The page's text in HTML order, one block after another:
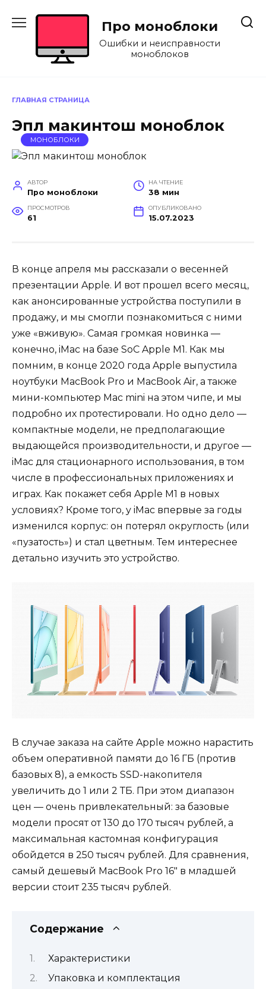
Про моноблоки
Ошибки и неисправности
моноблоков
ГЛАВНАЯ СТРАНИЦА
Эпл макинтош моноблок
МОНОБЛОКИ
АВТОР
Про моноблоки
НА ЧТЕНИЕ
38 мин
ПРОСМОТРОВ
61
ОПУБЛИКОВАНО
15.07.2023
В конце апреля мы рассказали о весенней
презентации Apple. И вот прошел всего месяц,
как анонсированные устройства поступили в
продажу, и мы смогли познакомиться с ними
уже «вживую». Самая громкая новинка —
конечно, iMac на базе SoC Apple M1. Как мы
помним, в конце 2020 года Apple выпустила
ноутбуки MacBook Pro и MacBook Air, а также
мини-компьютер Mac mini на этом чипе, и мы
подробно их протестировали. Но одно дело —
компактные модели, не предполагающие
выдающейся производительности, и другое —
iMac для стационарного использования, в том
числе в профессиональных приложениях и
играх. Как покажет себя Apple M1 в новых
условиях? Кроме того, у iMac впервые за годы
изменился корпус: он потерял округлость (или
«пузатость») и стал цветным. Тем интереснее
детально изучить это устройство.
В случае заказа на сайте Apple можно нарастить
объем оперативной памяти до 16 ГБ (против
базовых 8), а емкость SSD-накопителя
увеличить до 1 или 2 ТБ. При этом диапазон
цен — очень привлекательный: за базовые
модели просят от 130 до 170 тысяч рублей, а
максимальная кастомная конфигурация
обойдется в 250 тысяч рублей. Для сравнения,
самый дешевый MacBook Pro 16″ в младшей
версии стоит 235 тысяч рублей.
Содержание
Характеристики
Упаковка и комплектация